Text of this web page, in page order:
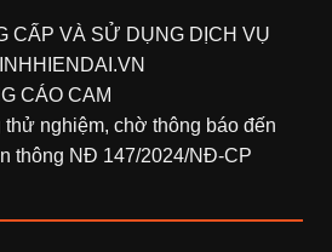
CẤP VÀ SỬ DỤNG DỊCH VỤ
CÁO CAM
thử nghiệm, chờ thông báo đến
thông NĐ 147/2024/NĐ-CP